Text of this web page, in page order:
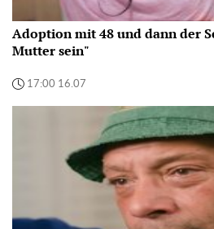
Adoption mit 48 und dann der
Mutter sein"
17:00 16.07